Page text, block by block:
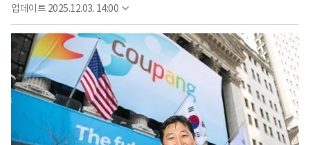
업데이트 2025.12.03. 14:00